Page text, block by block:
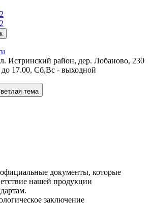
Истринский район, дер. Лобаново, 230
17.00, Cб,Вс - выходной
тема
документы, которые
нашей продукции
заключение